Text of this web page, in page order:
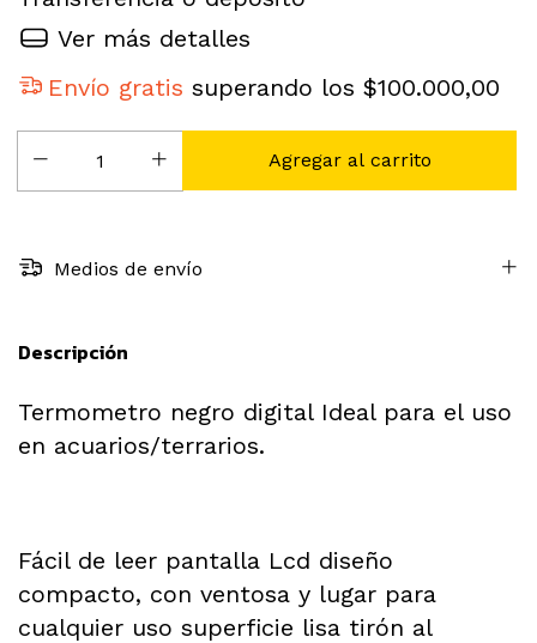
Ver más detalles
Envío gratis superando los$100.000,00
Medios de envío
Descripción
Termometro negro digital Ideal para el uso
en acuarios/terrarios.
Fácil de leer pantalla Lcd diseño
compacto, con ventosa y lugar para
cualquier uso superficie lisa tirón al